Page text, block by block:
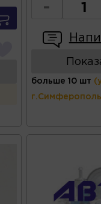
-
больше 10 шт